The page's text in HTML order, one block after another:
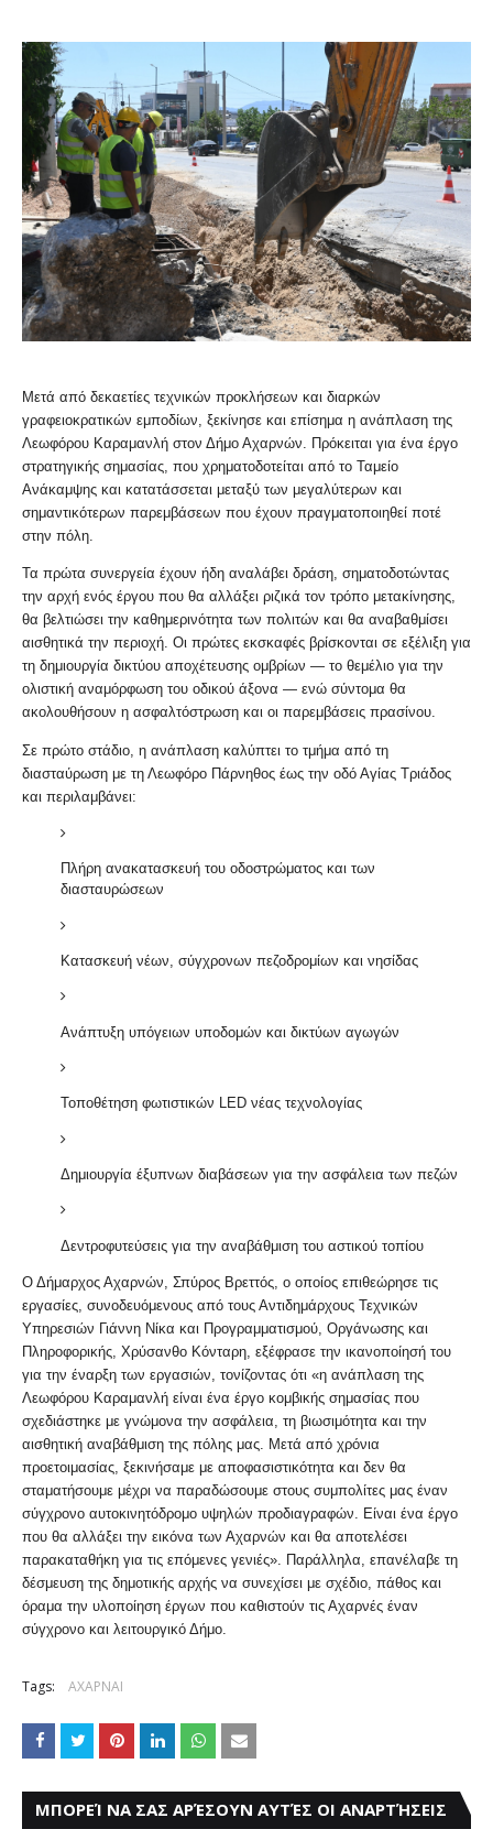
Μετά από δεκαετίες τεχνικών προκλήσεων και διαρκών
γραφειοκρατικών εμποδίων, ξεκίνησε και επίσημα η ανάπλαση της
Λεωφόρου Καραμανλή στον Δήμο Αχαρνών. Πρόκειται για ένα έργο
στρατηγικής σημασίας, που χρηματοδοτείται από το Ταμείο
Ανάκαμψης και κατατάσσεται μεταξύ των μεγαλύτερων και
σημαντικότερων παρεμβάσεων που έχουν πραγματοποιηθεί ποτέ
στην πόλη.
Τα πρώτα συνεργεία έχουν ήδη αναλάβει δράση, σηματοδοτώντας
την αρχή ενός έργου που θα αλλάξει ριζικά τον τρόπο μετακίνησης,
θα βελτιώσει την καθημερινότητα των πολιτών και θα αναβαθμίσει
αισθητικά την περιοχή. Οι πρώτες εκσκαφές βρίσκονται σε εξέλιξη για
τη δημιουργία δικτύου αποχέτευσης ομβρίων — το θεμέλιο για την
ολιστική αναμόρφωση του οδικού άξονα — ενώ σύντομα θα
ακολουθήσουν η ασφαλτόστρωση και οι παρεμβάσεις πρασίνου.
Σε πρώτο στάδιο, η ανάπλαση καλύπτει το τμήμα από τη
διασταύρωση με τη Λεωφόρο Πάρνηθος έως την οδό Αγίας Τριάδος
και περιλαμβάνει:
Πλήρη ανακατασκευή του οδοστρώματος και των
διασταυρώσεων
Κατασκευή νέων, σύγχρονων πεζοδρομίων και νησίδας
Ανάπτυξη υπόγειων υποδομών και δικτύων αγωγών
Τοποθέτηση φωτιστικών LED νέας τεχνολογίας
Δημιουργία έξυπνων διαβάσεων για την ασφάλεια των πεζών
Δεντροφυτεύσεις για την αναβάθμιση του αστικού τοπίου
Ο Δήμαρχος Αχαρνών, Σπύρος Βρεττός, ο οποίος επιθεώρησε τις
εργασίες, συνοδευόμενους από τους Αντιδημάρχους Τεχνικών
Υπηρεσιών Γιάννη Νίκα και Προγραμματισμού, Οργάνωσης και
Πληροφορικής, Χρύσανθο Κόνταρη, εξέφρασε την ικανοποίησή του
για την έναρξη των εργασιών, τονίζοντας ότι «η ανάπλαση της
Λεωφόρου Καραμανλή είναι ένα έργο κομβικής σημασίας που
σχεδιάστηκε με γνώμονα την ασφάλεια, τη βιωσιμότητα και την
αισθητική αναβάθμιση της πόλης μας. Μετά από χρόνια
προετοιμασίας, ξεκινήσαμε με αποφασιστικότητα και δεν θα
σταματήσουμε μέχρι να παραδώσουμε στους συμπολίτες μας έναν
σύγχρονο αυτοκινητόδρομο υψηλών προδιαγραφών. Είναι ένα έργο
που θα αλλάξει την εικόνα των Αχαρνών και θα αποτελέσει
παρακαταθήκη για τις επόμενες γενιές». Παράλληλα, επανέλαβε τη
δέσμευση της δημοτικής αρχής να συνεχίσει με σχέδιο, πάθος και
όραμα την υλοποίηση έργων που καθιστούν τις Αχαρνές έναν
σύγχρονο και λειτουργικό Δήμο.
Tags: ΑΧΑΡΝΑΙ
ΜΠΟΡΕΊ ΝΑ ΣΑΣ ΑΡΈΣΟΥΝ ΑΥΤΈΣ ΟΙ ΑΝΑΡΤΉΣΕΙΣ